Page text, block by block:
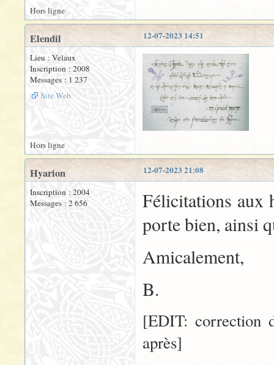
Hors ligne
12-07-2023 14:51
Elendil
Lieu : Velaux
Inscription : 2008
Messages : 1 237
Site Web
Hors ligne
12-07-2023 21:08
Hyarion
Inscription : 2004
Messages : 2 656
Félicitations aux
porte bien, ainsi
Amicalement,
B.
[EDIT: correction
après]